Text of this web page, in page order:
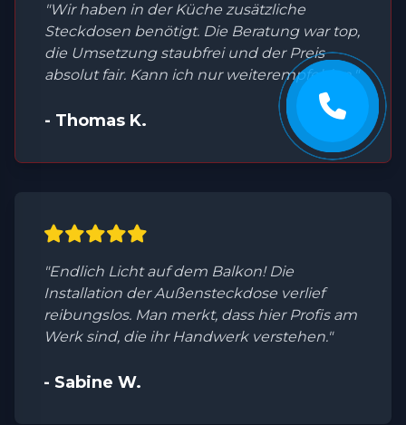
"Wir haben in der Küche zusätzliche
Steckdosen benötigt. Die Beratung war top,
die Umsetzung staubfrei und der Preis
absolut fair. Kann ich nur weiterempfehlen."
- Thomas K.
"Endlich Licht auf dem Balkon! Die
Installation der Außensteckdose verlief
reibungslos. Man merkt, dass hier Profis am
Werk sind, die ihr Handwerk verstehen."
- Sabine W.